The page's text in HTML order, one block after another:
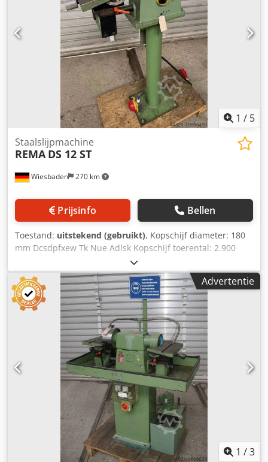
1 / 5
Wiesbaden 270 km
Staalslijpmachine
REMA DS 12 ST
Prijsinfo Bellen
Toestand: uitstekend (gebruikt), Kopschijf diameter: 180
mm Dcsdpfxew Tk Nue Adlsk Kopschijf toerental: 2.900
tpm Elektrische aansluiting: 380 V, 2.900 tpm, 0,9 kW
Zwenktafel afmetingen: 200 x 350 mm Zwenktafel
kantelbaar Zwenktafel draaibaar +/- 20° Benodigde ruimte:
750 x 350 x 1.270 mm
Advertentie
1 /3